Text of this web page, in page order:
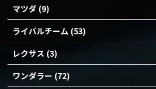
マツダ (9)
ライバルチーム (53)
レクサス (3)
ワンダラー (72)